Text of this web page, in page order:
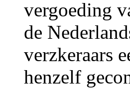
vergoeding
de
verzkeraars
henzelf